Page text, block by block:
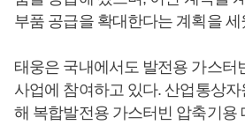
부품 공급을 확대한다는 계획을 세
태웅은 국내에서도 발전용 가스터
사업에 참여하고 있다. 산업통상
해 복합발전용 가스터빈 압축기용